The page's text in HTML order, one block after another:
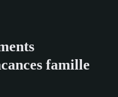
famille